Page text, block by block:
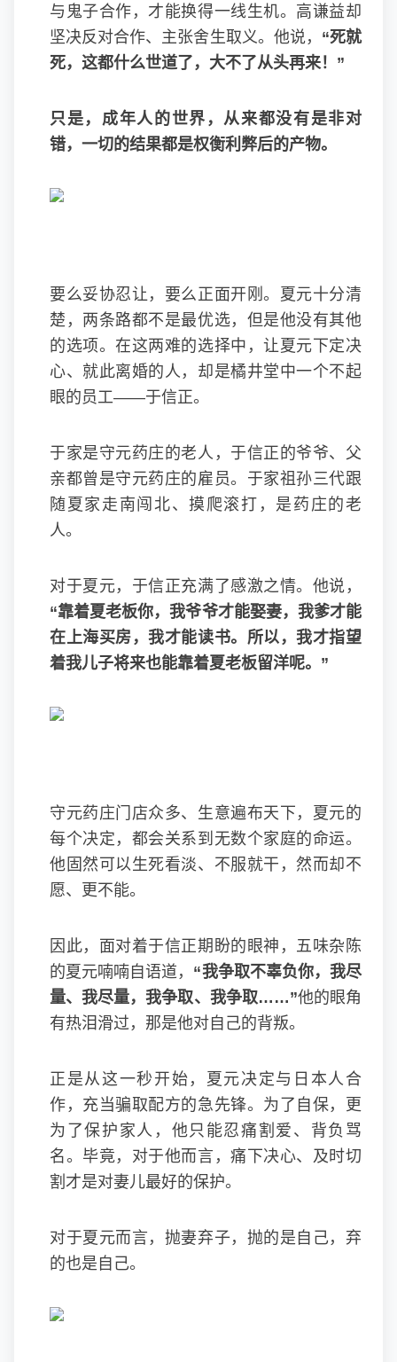
与鬼子合作，才能换得一线生机。高谦益却
坚决反对合作、主张舍生取义。他说， “死就
死，这都什么世道了，大不了从头再来！”
只是，成年人的世界，从来都没有是非对
错，一切的结果都是权衡利弊后的产物。
要么妥协忍让，要么正面开刚。夏元十分清
楚，两条路都不是最优选，但是他没有其他
的选项。在这两难的选择中，让夏元下定决
心、就此离婚的人，却是橘井堂中一个不起
眼的员工——于信正。
于家是守元药庄的老人，于信正的爷爷、父
亲都曾是守元药庄的雇员。于家祖孙三代跟
随夏家走南闯北、摸爬滚打，是药庄的老
人。
对于夏元，于信正充满了感激之情。他说，
“靠着夏老板你，我爷爷才能娶妻，我爹才能
在上海买房，我才能读书。所以，我才指望
着我儿子将来也能靠着夏老板留洋呢。”
守元药庄门店众多、生意遍布天下，夏元的
每个决定，都会关系到无数个家庭的命运。
他固然可以生死看淡、不服就干，然而却不
愿、更不能。
因此，面对着于信正期盼的眼神，五味杂陈
的夏元喃喃自语道， “我争取不辜负你，我尽
量、我尽量，我争取、我争取……”他的眼角
有热泪滑过，那是他对自己的背叛。
正是从这一秒开始，夏元决定与日本人合
作，充当骗取配方的急先锋。为了自保，更
为了保护家人，他只能忍痛割爱、背负骂
名。毕竟，对于他而言，痛下决心、及时切
割才是对妻儿最好的保护。
对于夏元而言，抛妻弃子，抛的是自己，弃
的也是自己。